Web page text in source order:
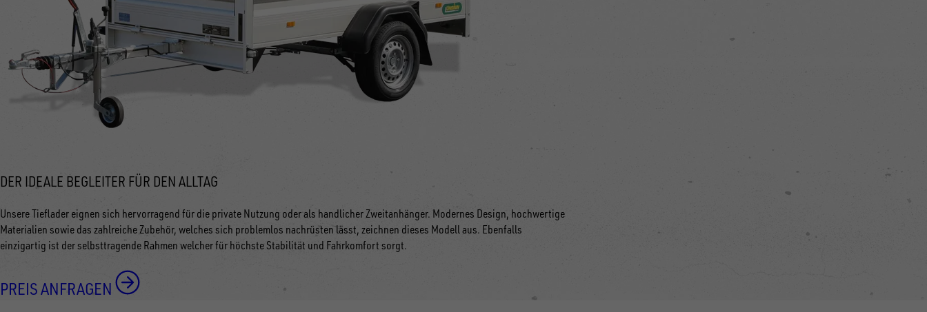
DER IDEALE BEGLEITER FÜR DEN ALLTAG
Unsere Tieflader eignen sich hervorragend für die private Nutzung oder als handlicher Zweitanhänger. Modernes Design, hochwertige
Materialien sowie das zahlreiche Zubehör, welches sich problemlos nachrüsten lässt, zeichnen dieses Modell aus. Ebenfalls
einzigartig ist der selbsttragende Rahmen welcher für höchste Stabilität und Fahrkomfort sorgt.
PREIS ANFRAGEN